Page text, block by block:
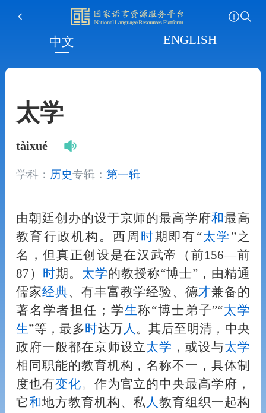
中文 ENGLISH
太学
tàixué
学科： 历史专辑： 第一辑
由朝廷创办的设于京师的最高学府和最高
教育行政机构。西周 时期即有“太学 ”之
名，但真正创设是在汉武帝（前156—前
87）
时期。 太学的教授称“博士”，由精通
儒家经典、有丰富教学经验、德才兼备的
著名学者担任；学生称“博士弟子”“太学
生”等，最多 时达万 人 。其后至明清，中央
政府一般都在京师设立太学 ，或设与太学
相同职能的教育机构，名称不一，具体制
度也有变化。作为官立的中央最高学府，
它和地方教育机构、私 人教育组织一起构